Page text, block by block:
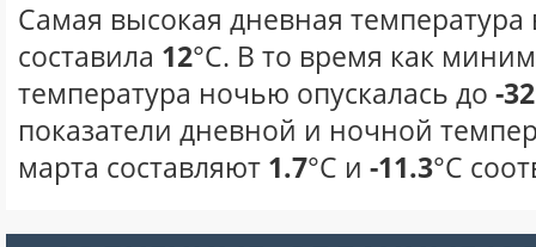
Самая высокая дневная температура
составила 12°С. В то время как
температура ночью опускалась до -32
показатели дневной и ночной
марта составляют 1.7°С и -11.3°С